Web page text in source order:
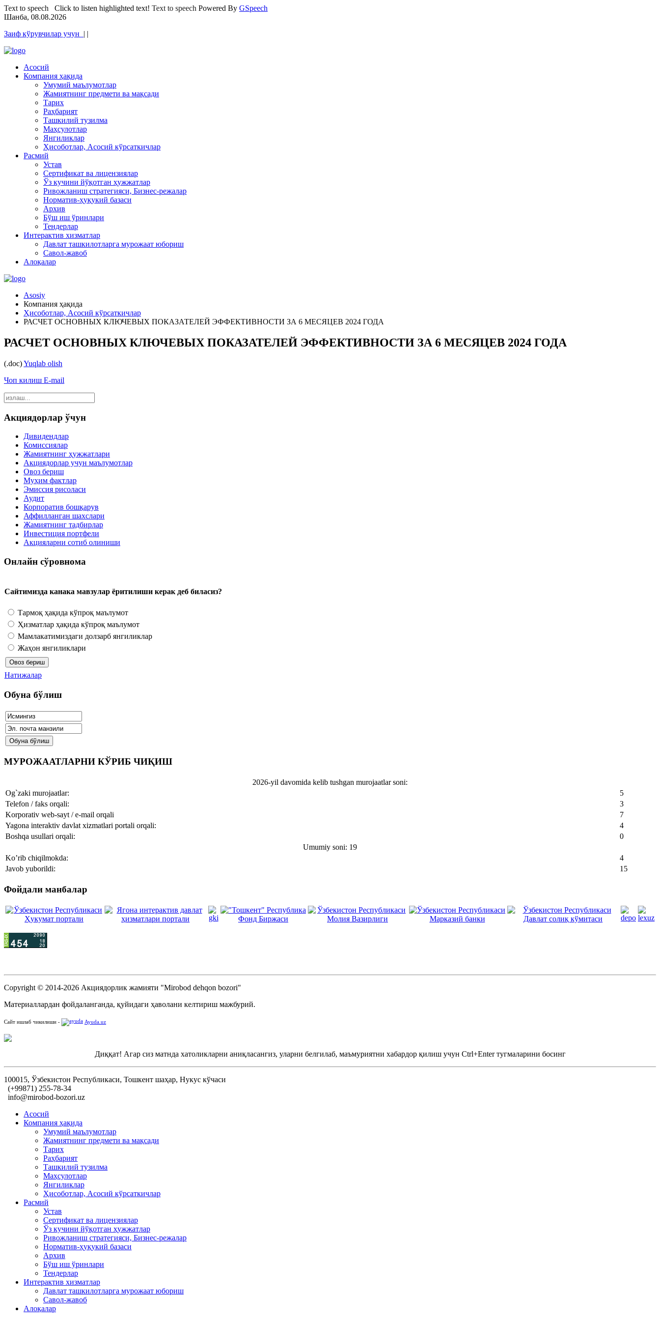
Text to speech Click to listen highlighted text! Text to speech Powered By GSpeech
Шанба, 08.08.2026
Заиф кўрувчилар учун | |
Асосий
Компания ҳақида
Умумий маълумотлар
Жамиятнинг предмети ва мақсади
Тарих
Раҳбарият
Ташкилий тузилма
Маҳсулотлар
Янгиликлар
Ҳисоботлар, Асосий кўрсаткичлар
Расмий
Устав
Сертификат ва лицензиялар
Ўз кучини йўқотган ҳужжатлар
Ривожланиш стратегияси, Бизнес-режалар
Норматив-ҳуқукий базаси
Архив
Бўш иш ўринлари
Тендерлар
Интерактив хизматлар
Давлат ташкилотларга мурожаат юбориш
Савол-жавоб
Алоқалар
Asosiy
Компания ҳақида
Ҳисоботлар, Асосий кўрсаткичлар
РАСЧЕТ ОСНОВНЫХ КЛЮЧЕВЫХ ПОКАЗАТЕЛЕЙ ЭФФЕКТИВНОСТИ ЗА 6 МЕСЯЦЕВ 2024 ГОДА
РАСЧЕТ ОСНОВНЫХ КЛЮЧЕВЫХ ПОКАЗАТЕЛЕЙ ЭФФЕКТИВНОСТИ ЗА 6 МЕСЯЦЕВ 2024 ГОДА
(.doc)Yuqlab olish
Чоп килиш E-mail
Акциядорлар ўчун
Дивидендлар
Комиссиялар
Жамиятнинг ҳужжатлари
Акциядорлар учун маълумотлар
Овоз бериш
Муҳим фактлар
Эмиссия рисоласи
Аудит
Корпоратив бошқарув
Аффилланган шахслари
Жамиятнинг тадбирлар
Инвестиция портфели
Акцияларни сотиб олиниши
Онлайн сўровнома
Сайтимизда канака мавзулар ёритилиши керак деб биласиз?
Тармоқ ҳақида кўпроқ маълумот
Ҳизматлар ҳақида кўпроқ маълумот
Мамлакатимиздаги долзарб янгиликлар
Жаҳон янгиликлари
Натижалар
Обуна бўлиш
МУРОЖААТЛАРНИ КЎРИБ ЧИҚИШ
2026-yil davomida kelib tushgan murojaatlar soni:
Og`zaki murojaatlar:
5
Telefon / faks orqali:
3
Korporativ web-sayt / e-mail orqali
7
Yagona interaktiv davlat xizmatlari portali orqali:
4
Boshqa usullari orqali:
0
Umumiy soni: 19
Ko’rib chiqilmokda:
4
Javob yuborildi:
15
Фойдали манбалар
Copyright © 2014-2026 Акциядорлик жамияти "Mirobod dehqon bozori"
Материаллардан фойдаланганда, қуйидаги ҳаволани келтириш мажбурий.
Сайт ишлаб чикилиши - Ayuda.uz
Диққат! Агар сиз матнда хатоликларни аниқласангиз, уларни белгилаб, маъмуриятни хабардор қилиш учун Ctrl+Enter тугмаларини босинг
100015, Ўзбекистон Республикаси, Тошкент шаҳар, Нукус кўчаси
(+99871) 255-78-34
info@mirobod-bozori.uz
Асосий
Компания ҳақида
Умумий маълумотлар
Жамиятнинг предмети ва мақсади
Тарих
Раҳбарият
Ташкилий тузилма
Маҳсулотлар
Янгиликлар
Ҳисоботлар, Асосий кўрсаткичлар
Расмий
Устав
Сертификат ва лицензиялар
Ўз кучини йўқотган ҳужжатлар
Ривожланиш стратегияси, Бизнес-режалар
Норматив-ҳуқукий базаси
Архив
Бўш иш ўринлари
Тендерлар
Интерактив хизматлар
Давлат ташкилотларга мурожаат юбориш
Савол-жавоб
Алоқалар